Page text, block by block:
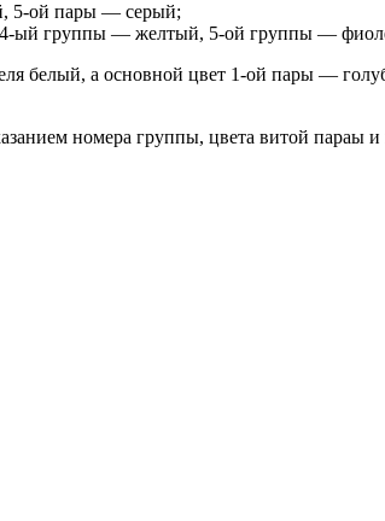
5-ой пары — серый;
ый группы — желтый, 5-ой группы —
белый, а основной цвет 1-ой пары —
номера группы, цвета витой параы